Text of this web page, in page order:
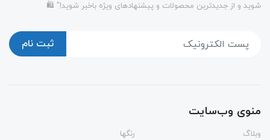
شوید و از جدیدترین محصولات و پیشنهادهای ویژه باخبر شوید!" 🛍️
ثبت نام
منوی وب‌سایت
وبلاگ
رنگها